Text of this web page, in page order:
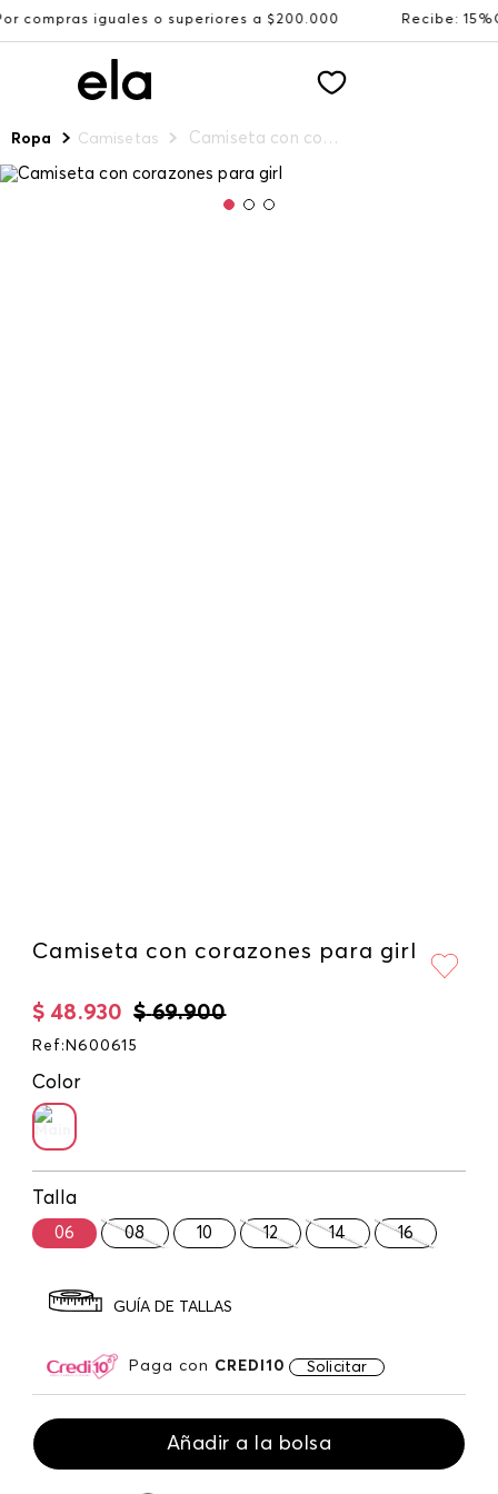
o superiores a $200.000 Recibe: 15%OFF
Ropa Camisetas Camiseta con corazones para girl
Camiseta con corazones para girl
$ 69.900
$ 48.930
Ref : N600615
Color
Talla
06 08 10 12 14 16
GUÍA DE TALLAS
Paga con CREDI10 Solicitar
Añadir a la bolsa